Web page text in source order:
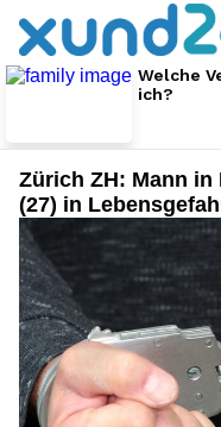
Zürich ZH: Mann
(27) in